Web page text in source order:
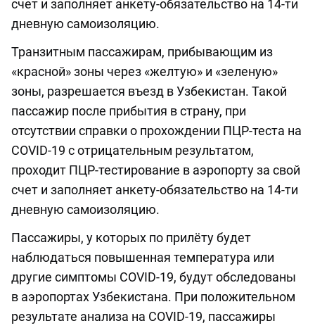
счет и заполняет анкету-обязательство на 14-ти
дневную самоизоляцию.
Транзитным пассажирам, прибывающим из
«красной» зоны через «желтую» и «зеленую»
зоны, разрешается въезд в Узбекистан. Такой
пассажир после прибытия в страну, при
отсутствии справки о прохождении ПЦР-теста на
COVID-19 с отрицательным результатом,
проходит ПЦР-тестирование в аэропорту за свой
счет и заполняет анкету-обязательство на 14-ти
дневную самоизоляцию.
Пассажиры, у которых по прилёту будет
наблюдаться повышенная температура или
другие симптомы COVID-19, будут обследованы
в аэропортах Узбекистана. При положительном
результате анализа на COVID-19, пассажиры